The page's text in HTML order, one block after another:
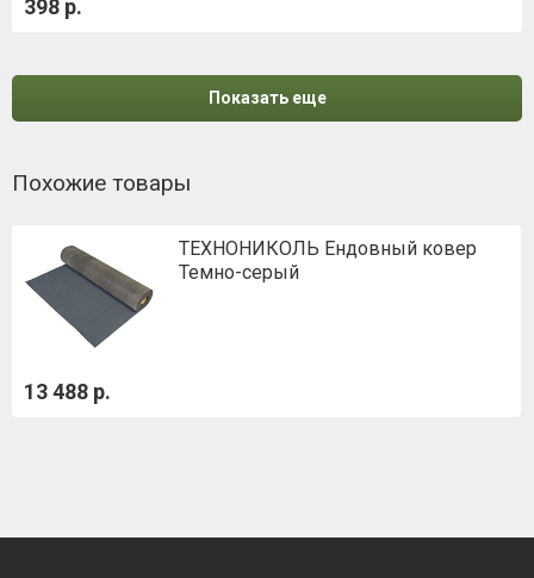
398 р.
Показать еще
Похожие товары
ТЕХНОНИКОЛЬ Ендовный ковер
Темно-серый
13 488 р.